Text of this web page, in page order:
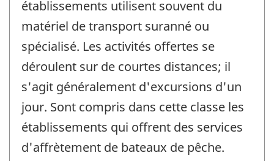
établissements utilisent souvent du
matériel de transport suranné ou
spécialisé. Les activités offertes se
déroulent sur de courtes distances; il
s'agit généralement d'excursions d'un
jour. Sont compris dans cette classe les
établissements qui offrent des services
d'affrètement de bateaux de pêche.